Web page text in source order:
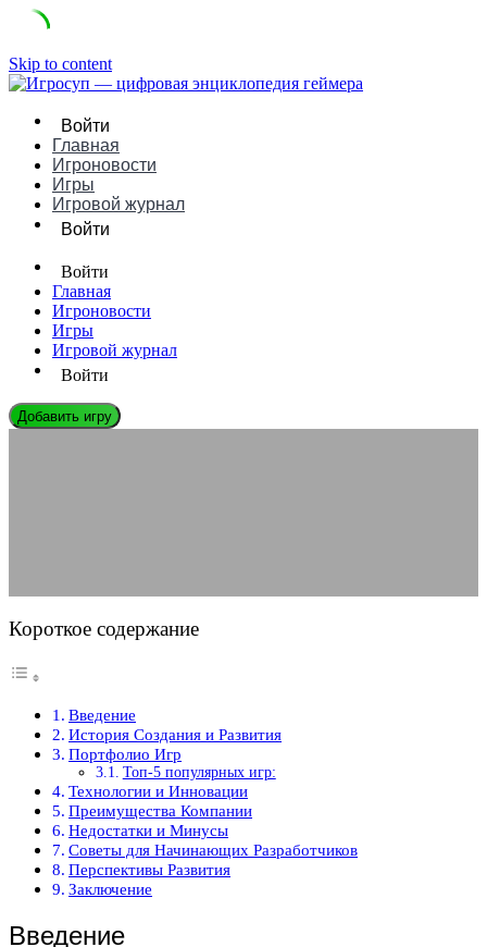
Skip to content
Войти
Главная
Игроновости
Игры
Игровой журнал
Войти
Войти
Главная
Игроновости
Игры
Игровой журнал
Войти
Добавить игру
Короткое содержание
Введение
История Создания и Развития
Портфолио Игр
Топ-5 популярных игр:
Технологии и Инновации
Преимущества Компании
Недостатки и Минусы
Советы для Начинающих Разработчиков
Перспективы Развития
Заключение
Введение